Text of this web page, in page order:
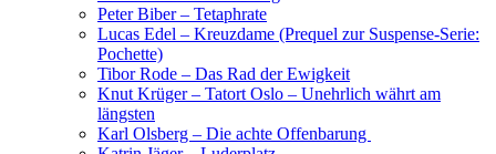
Peter Biber – Tetaphrate
Lucas Edel – Kreuzdame (Prequel zur Suspense-Serie:
Pochette)
Tibor Rode – Das Rad der Ewigkeit
Knut Krüger – Tatort Oslo – Unehrlich währt am
längsten
Karl Olsberg – Die achte Offenbarung